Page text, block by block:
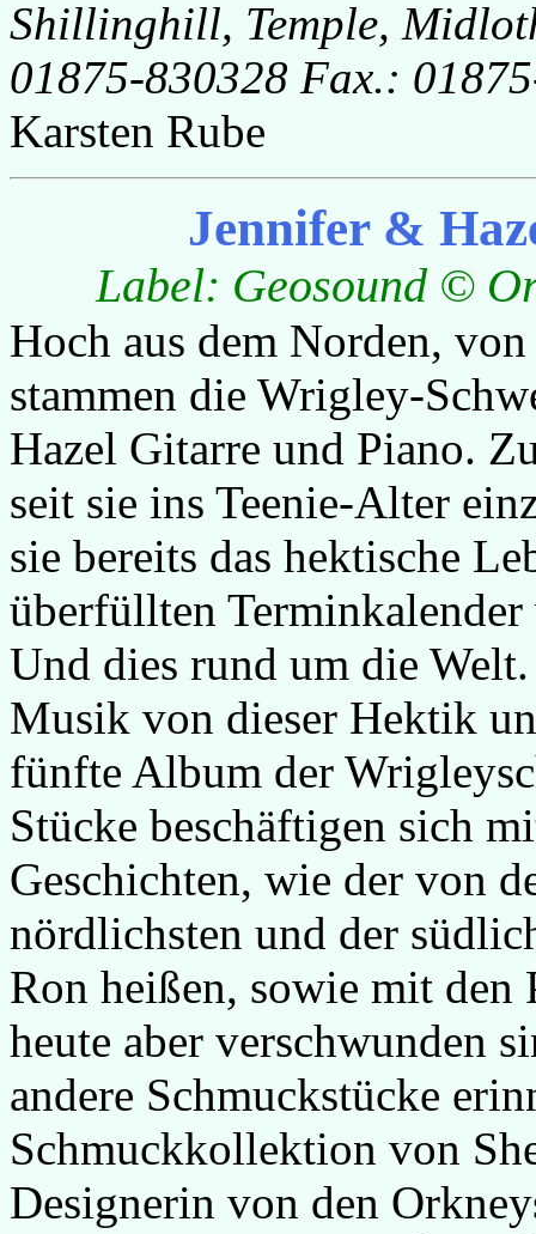
Shillinghill, Temple,
01875-830328 Fax.:
Karsten Rube
Jennifer &
Label: Geosound ©
Hoch aus dem Norden,
stammen die Wrigley-
Hazel Gitarre und Piano.
seit sie ins Teenie-Alter
sie bereits das hektische
überfüllten
Und dies rund um die
Musik von dieser Hektik
fünfte Album der
Stücke beschäftigen sich
Geschichten, wie der von
nördlichsten und der
Ron heißen, sowie mit
heute aber verschwunden
andere Schmuckstücke
Schmuckkollektion von
Designerin von den